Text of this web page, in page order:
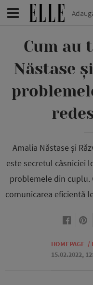
Cum au
Năstase
Amalia Năstase și
este secretul căsniciei
problemele din cuplu.
comunicarea eficientă
HOMEPAGE /
15.02.2022,